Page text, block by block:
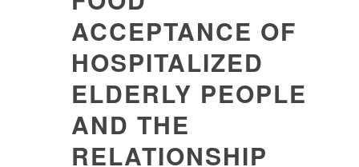
ACCEPTANCE OF
HOSPITALIZED
ELDERLY PEOPLE
AND THE
RELATIONSHIP